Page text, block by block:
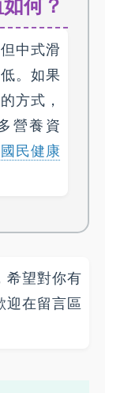
中式滑
。如果
方式，
營養資
民健康
希望對你有
迎在留言區